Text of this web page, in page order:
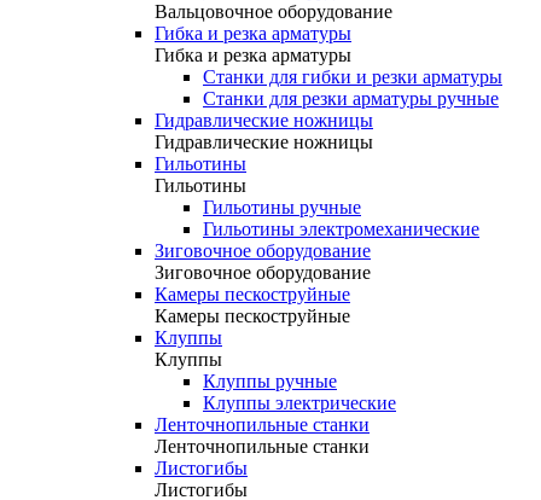
Вальцовочное оборудование
Гибка и резка арматуры
Гибка и резка арматуры
Станки для гибки и резки арматуры
Станки для резки арматуры ручные
Гидравлические ножницы
Гидравлические ножницы
Гильотины
Гильотины
Гильотины ручные
Гильотины электромеханические
Зиговочное оборудование
Зиговочное оборудование
Камеры пескоструйные
Камеры пескоструйные
Клуппы
Клуппы
Клуппы ручные
Клуппы электрические
Ленточнопильные станки
Ленточнопильные станки
Листогибы
Листогибы